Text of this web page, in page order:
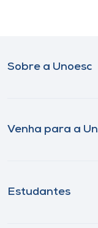
Sobre a Unoesc
Venha para a
Estudantes